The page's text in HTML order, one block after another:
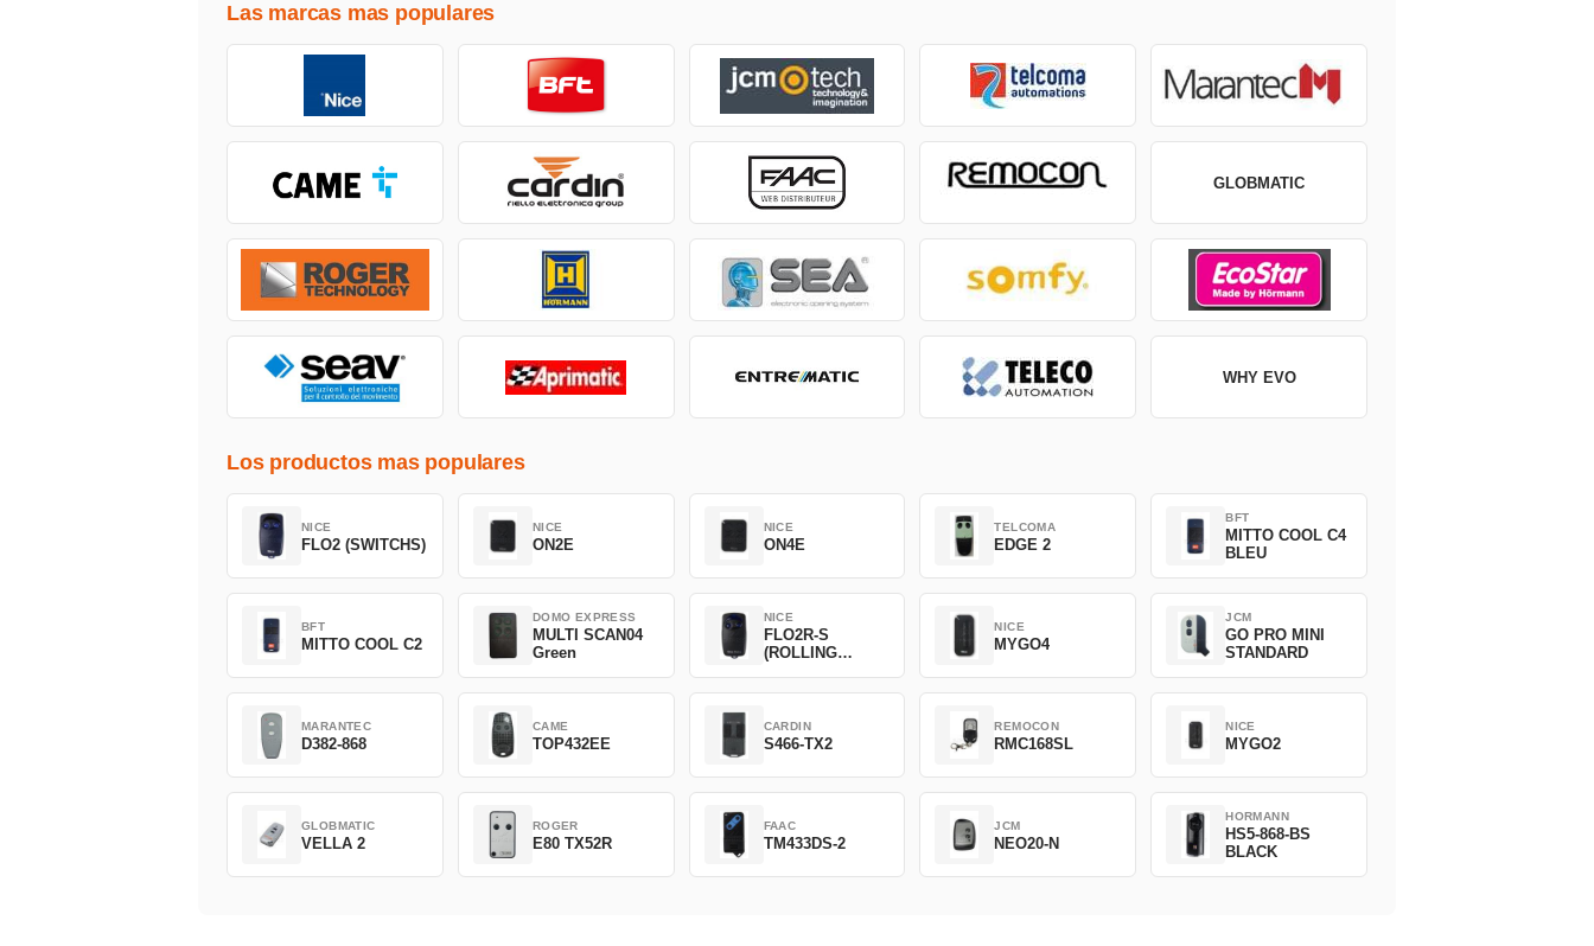
Las marcas mas populares
GLOBMATIC
WHY EVO
Los productos mas populares
NICE
FLO2 (SWITCHS)
NICE
ON2E
NICE
ON4E
TELCOMA
EDGE 2
BFT
MITTO COOL C4
BLEU
BFT
MITTO COOL C2
DOMO EXPRESS
MULTI SCAN04
Green
NICE
FLO2R-S
(ROLLING
NICE
MYGO4
JCM
GO PRO MINI
STANDARD
MARANTEC
D382-868
CAME
TOP432EE
CARDIN
S466-TX2
REMOCON
RMC168SL
NICE
MYGO2
GLOBMATIC
VELLA 2
ROGER
E80 TX52R
FAAC
TM433DS-2
JCM
NEO20-N
HORMANN
HS5-868-BS
BLACK